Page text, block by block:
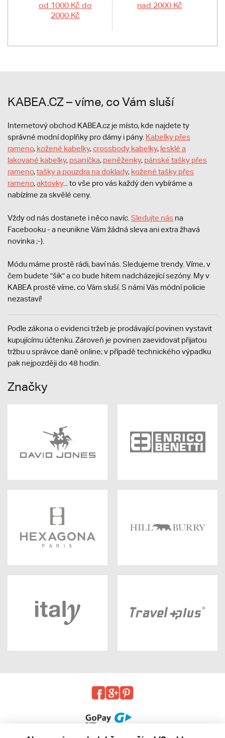
od 1000 Kč do
2000 Kč
nad 2000 Kč
KABEA.CZ – víme, co Vám sluší
Internetový obchod KABEA.cz je místo, kde najdete ty
správné modní doplňky pro dámy i pány. Kabelky přes
rameno, kožené kabelky,crossbody kabelky, lesklé a
lakované kabelky, psaníčka, peněženky, pánské tašky přes
rameno,tašky a pouzdra na doklady, kožené tašky přes
rameno,aktovky... to vše pro vás každý den vybíráme a
nabízíme za skvělé ceny.
Vždy od nás dostanete i něco navíc. Sledujte nás na
Facebooku - a neunikne Vám žádná sleva ani extra žhavá
novinka ;-).
Módu máme prostě rádi, baví nás. Sledujeme trendy. Víme, v
čem budete "šik" a co bude hitem nadcházející sezóny. My v
KABEA prostě víme, co Vám sluší. S námi Vás módní policie
nezastaví!
Podle zákona o evidenci tržeb je prodávající povinen vystavit
kupujícímu účtenku. Zároveň je povinen zaevidovat přijatou
tržbu u správce daně online; v případě technického výpadku
pak nejpozději do 48 hodin.
Značky